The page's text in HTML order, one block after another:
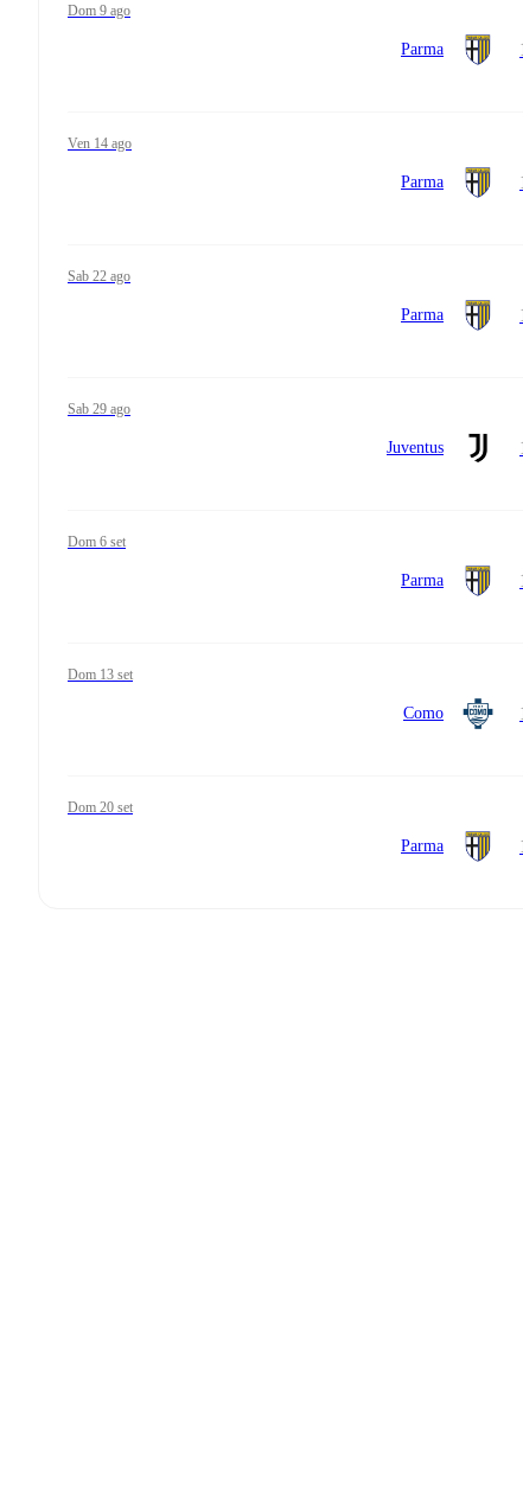
dom 9 ago
Parma
ven 14 ago
Parma
sab 22 ago
Parma
sab 29 ago
Juventus
dom 6 set
Parma
dom 13 set
Como
dom 20 set
Parma